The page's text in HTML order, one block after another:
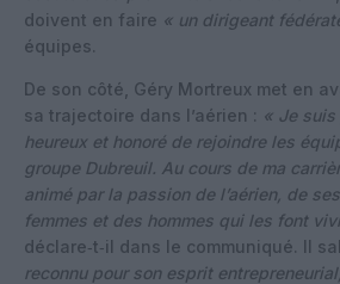
doivent en faire « un dirigeant
équipes.
De son côté, Géry Mortreux met en
sa trajectoire dans l’aérien : « Je
heureux et honoré de rejoindre les
groupe Dubreuil. Au cours de ma
animé par la passion de l’aérien, de
femmes et des hommes qui les font
déclare‑t‑il dans le communiqué. Il
reconnu pour son esprit